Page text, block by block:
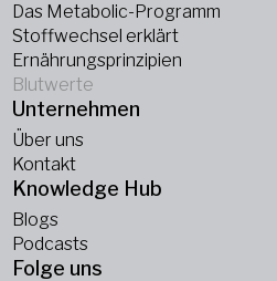
Das Metabolic-Programm
Stoffwechsel erklärt
Ernährungsprinzipien
Blutwerte
Unternehmen
Über uns
Kontakt
Knowledge Hub
Blogs
Podcasts
Folge uns